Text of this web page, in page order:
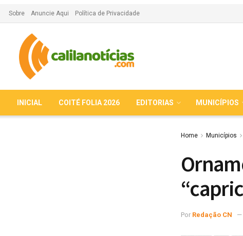
Sobre Anuncie Aqui Política de Privacidade
INICIAL COITÉ FOLIA 2026 EDITORIAS MUNICÍPIOS
Home Municípios
Por Redação CN